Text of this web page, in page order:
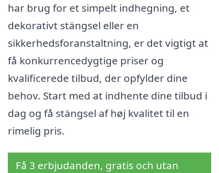
har brug for et simpelt indhegning, et
dekorativt stängsel eller en
sikkerhedsforanstaltning, er det vigtigt at
få konkurrencedygtige priser og
kvalificerede tilbud, der opfylder dine
behov. Start med at indhente dine tilbud i
dag og få stängsel af høj kvalitet til en
rimelig pris.
Få 3 erbjudanden, gratis och utan